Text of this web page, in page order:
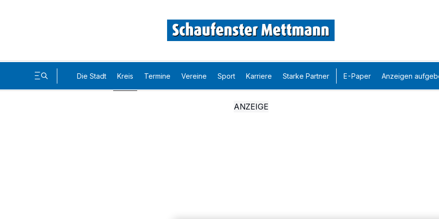
Die Stadt Kreis Termine Vereine Sport Karriere Starke Partner E-Paper Anzeigen